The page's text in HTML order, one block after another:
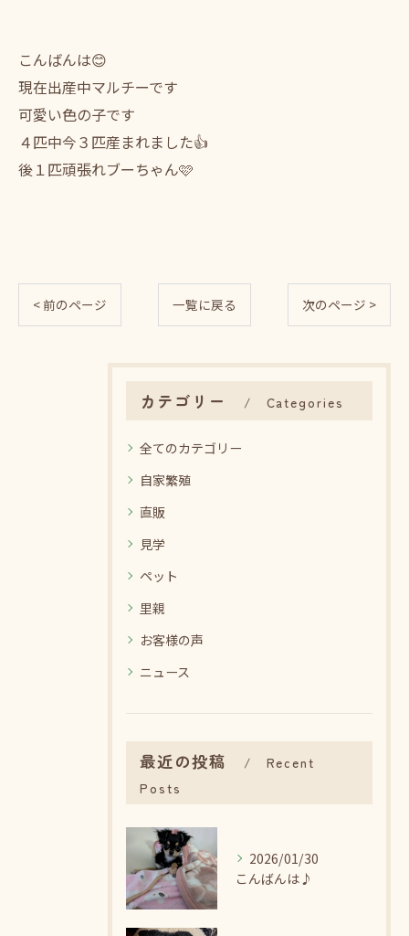
こんばんは😊
現在出産中マルチーです
可愛い色の子です
４匹中今３匹産まれました👍
後１匹頑張れブーちゃん🩷
< 前のページ 一覧に戻る 次のページ >
カテゴリー Categories
全てのカテゴリー
自家繁殖
直販
見学
ペット
里親
お客様の声
ニュース
最近の投稿
Recent
Posts
2026/01/30
こんばんは♪